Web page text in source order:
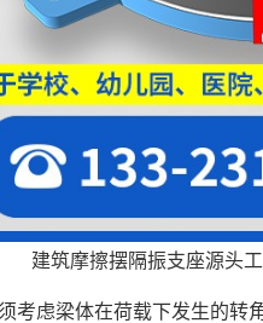
建筑摩擦摆隔振支座源头
考虑梁体在荷载下发生的转